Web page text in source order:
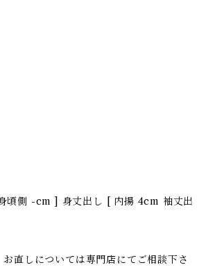
頃側 -cm ] 身丈出し [ 内揚 4cm 袖丈出
直しについては専門店にてご相談下さ